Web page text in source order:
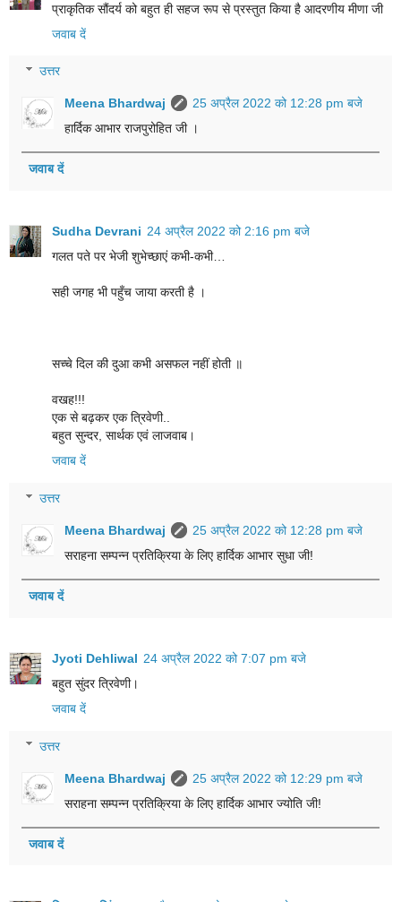
प्राकृतिक सौंदर्य को बहुत ही सहज रूप से प्रस्तुत किया है आदरणीय मीणा जी
जवाब दें
उत्तर
Meena Bhardwaj
25 अप्रैल 2022 को 12:28 pm बजे
हार्दिक आभार राजपुरोहित जी ।
जवाब दें
Sudha Devrani 24 अप्रैल 2022 को 2:16 pm बजे
गलत पते पर भेजी शुभेच्छाएं कभी-कभी…
सही जगह भी पहुँच जाया करती है ।
सच्चे दिल की दुआ कभी असफल नहीं होती ॥
वखह!!!
एक से बढ़कर एक त्रिवेणी..
बहुत सुन्दर, सार्थक एवं लाजवाब।
जवाब दें
उत्तर
Meena Bhardwaj
25 अप्रैल 2022 को 12:28 pm बजे
सराहना सम्पन्न प्रतिक्रिया के लिए हार्दिक आभार सुधा जी!
जवाब दें
Jyoti Dehliwal 24 अप्रैल 2022 को 7:07 pm बजे
बहुत सुंदर त्रिवेणी।
जवाब दें
उत्तर
Meena Bhardwaj
25 अप्रैल 2022 को 12:29 pm बजे
सराहना सम्पन्न प्रतिक्रिया के लिए हार्दिक आभार ज्योति जी!
जवाब दें